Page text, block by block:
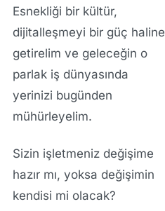
Esnekliği bir kültür,
dijitalleşmeyi bir güç haline
getirelim ve geleceğin o
parlak iş dünyasında
yerinizi bugünden
mühürleyelim.
Sizin işletmeniz değişime
hazır mı, yoksa değişimin
kendisi mi olacak?